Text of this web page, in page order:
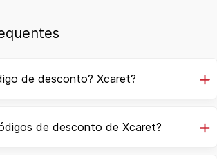
de desconto? Xcaret?
de desconto de Xcaret?